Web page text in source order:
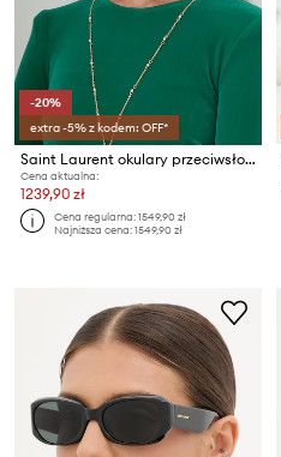
-20%
extra -5% z kodem: OFF*
Saint Laurent okulary przeciwsłoneczne
Cena aktualna:
1239,90 zł
Cena regularna:1549,90 zł
Najniższa cena:1549,90 zł